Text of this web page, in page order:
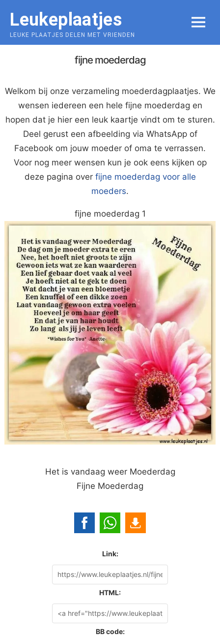
content
Leukeplaatjes
LEUKE PLAATJES DELEN MET VRIENDEN
MENU
fijne moederdag
Welkom bij onze verzameling moederdagplaatjes. We
wensen iedereen een hele fijne moederdag en
hopen dat je hier een leuk kaartje vindt om te sturen.
Deel gerust een afbeelding via WhatsApp of
Facebook om jouw moeder of oma te verrassen.
Voor nog meer wensen kun je ook eens kijken op
deze pagina over fijne moederdag voor alle
moeders.
fijne moederdag 1
Het is vandaag weer Moederdag
Fijne Moederdag
Link:
HTML:
BB code: